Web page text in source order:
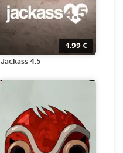
4.99 €
Jackass 4.5